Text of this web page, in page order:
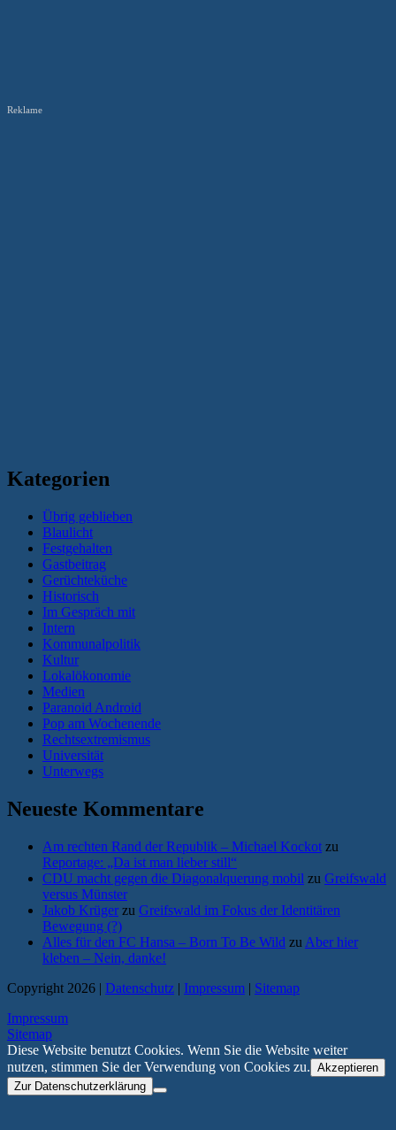
Reklame
Kategorien
Übrig geblieben
Blaulicht
Festgehalten
Gastbeitrag
Gerüchteküche
Historisch
Im Gespräch mit
Intern
Kommunalpolitik
Kultur
Lokalökonomie
Medien
Paranoid Android
Pop am Wochenende
Rechtsextremismus
Universität
Unterwegs
Neueste Kommentare
Am rechten Rand der Republik – Michael Kockot zu
Reportage: „Da ist man lieber still“
CDU macht gegen die Diagonalquerung mobil zu Greifswald
versus Münster
Jakob Krüger zu Greifswald im Fokus der Identitären
Bewegung (?)
Alles für den FC Hansa – Born To Be Wild zu Aber hier
kleben – Nein, danke!
Copyright 2026 | Datenschutz | Impressum | Sitemap
Impressum
Sitemap
Diese Website benutzt Cookies. Wenn Sie die Website weiter
nutzen, stimmen Sie der Verwendung von Cookies zu. Akzeptieren
Zur Datenschutzerklärung